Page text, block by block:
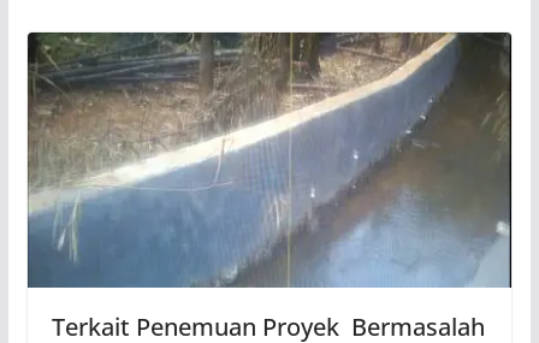
Terkait Penemuan Proyek Bermasalah